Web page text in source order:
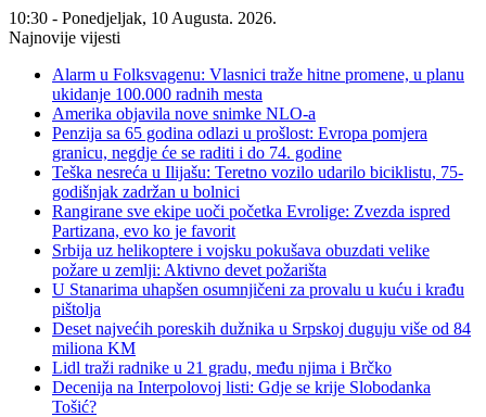
10:30 - Ponedjeljak, 10 Augusta. 2026.
Najnovije vijesti
Alarm u Folksvagenu: Vlasnici traže hitne promene, u planu
ukidanje 100.000 radnih mesta
Amerika objavila nove snimke NLO-a
Penzija sa 65 godina odlazi u prošlost: Evropa pomjera
granicu, negdje će se raditi i do 74. godine
Teška nesreća u Ilijašu: Teretno vozilo udarilo biciklistu, 75-
godišnjak zadržan u bolnici
Rangirane sve ekipe uoči početka Evrolige: Zvezda ispred
Partizana, evo ko je favorit
Srbija uz helikoptere i vojsku pokušava obuzdati velike
požare u zemlji: Aktivno devet požarišta
U Stanarima uhapšen osumnjičeni za provalu u kuću i krađu
pištolja
Deset najvećih poreskih dužnika u Srpskoj duguju više od 84
miliona KM
Lidl traži radnike u 21 gradu, među njima i Brčko
Decenija na Interpolovoj listi: Gdje se krije Slobodanka
Tošić?